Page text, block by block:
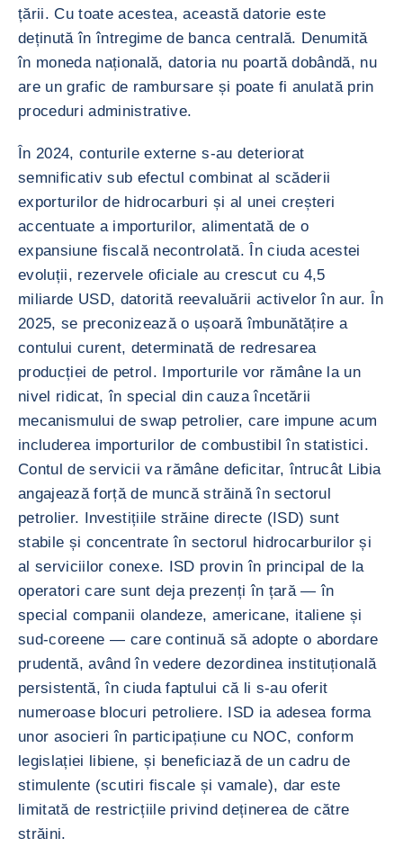
țării. Cu toate acestea, această datorie este
deținută în întregime de banca centrală. Denumită
în moneda națională, datoria nu poartă dobândă, nu
are un grafic de rambursare și poate fi anulată prin
proceduri administrative.
În 2024, conturile externe s-au deteriorat
semnificativ sub efectul combinat al scăderii
exporturilor de hidrocarburi și al unei creșteri
accentuate a importurilor, alimentată de o
expansiune fiscală necontrolată. În ciuda acestei
evoluții, rezervele oficiale au crescut cu 4,5
miliarde USD, datorită reevaluării activelor în aur. În
2025, se preconizează o ușoară îmbunătățire a
contului curent, determinată de redresarea
producției de petrol. Importurile vor rămâne la un
nivel ridicat, în special din cauza încetării
mecanismului de swap petrolier, care impune acum
includerea importurilor de combustibil în statistici.
Contul de servicii va rămâne deficitar, întrucât Libia
angajează forță de muncă străină în sectorul
petrolier. Investițiile străine directe (ISD) sunt
stabile și concentrate în sectorul hidrocarburilor și
al serviciilor conexe. ISD provin în principal de la
operatori care sunt deja prezenți în țară — în
special companii olandeze, americane, italiene și
sud-coreene — care continuă să adopte o abordare
prudentă, având în vedere dezordinea instituțională
persistentă, în ciuda faptului că li s-au oferit
numeroase blocuri petroliere. ISD ia adesea forma
unor asocieri în participațiune cu NOC, conform
legislației libiene, și beneficiază de un cadru de
stimulente (scutiri fiscale și vamale), dar este
limitată de restricțiile privind deținerea de către
străini.